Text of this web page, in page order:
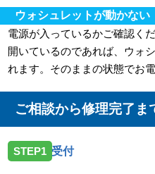
ウォシュレットが動かない
電源が入っているかご確認く
開いているのであれば、ウォ
れます。そのままの状態でお電
ご相談から修理完了ま
STEP1 受付